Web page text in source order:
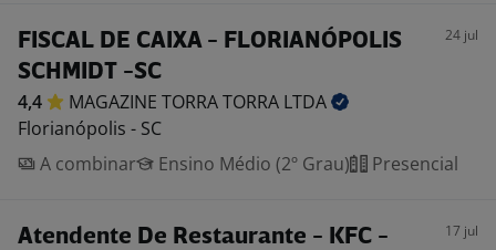
FISCAL DE CAIXA - FLORIANÓPOLIS
SCHMIDT -SC
24 jul
4,4 MAGAZINE TORRA TORRA LTDA
Florianópolis - SC
A combinar
Ensino Médio (2º Grau) Presencial
Atendente De Restaurante - KFC -
17 jul